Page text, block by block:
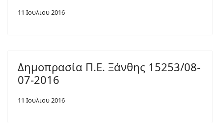
11 Ιουλιου 2016
Δημοπρασία Π.Ε. Ξάνθης 15253/08-
07-2016
11 Ιουλιου 2016